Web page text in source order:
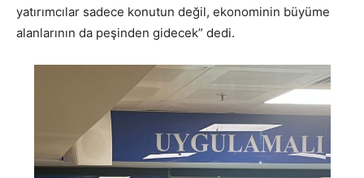
yatırımcılar sadece konutun değil, ekonominin büyüme
alanlarının da peşinden gidecek” dedi.